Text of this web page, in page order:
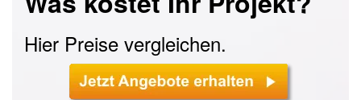
Hier Preise vergleichen.